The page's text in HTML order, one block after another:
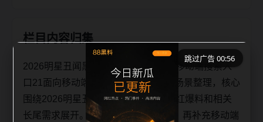
栏目内容归集
2026明星丑闻黑料实时更新网红爆料移动端搜索入
口21面向移动端搜索和站内连续阅读场景整理，核心
围绕2026明星丑闻黑料实时更新、网红爆料和相关
长尾需求展开。页面先给出清晰主题，再补充移动端
跳过广告 00:56